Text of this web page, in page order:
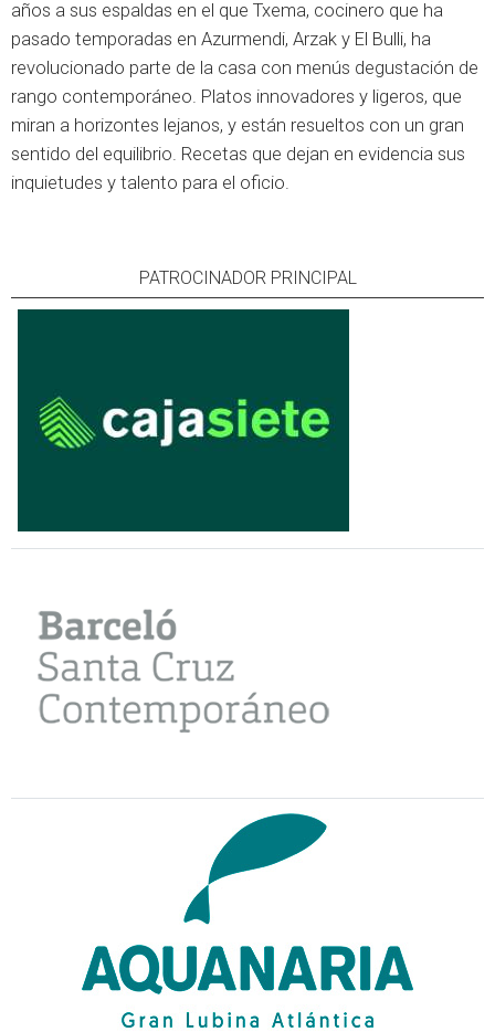
años a sus espaldas en el que Txema, cocinero que ha
pasado temporadas en Azurmendi, Arzak y El Bulli, ha
revolucionado parte de la casa con menús degustación de
rango contemporáneo. Platos innovadores y ligeros, que
miran a horizontes lejanos, y están resueltos con un gran
sentido del equilibrio. Recetas que dejan en evidencia sus
inquietudes y talento para el oficio.
PATROCINADOR PRINCIPAL